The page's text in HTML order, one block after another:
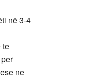
në 3-4
te
ne